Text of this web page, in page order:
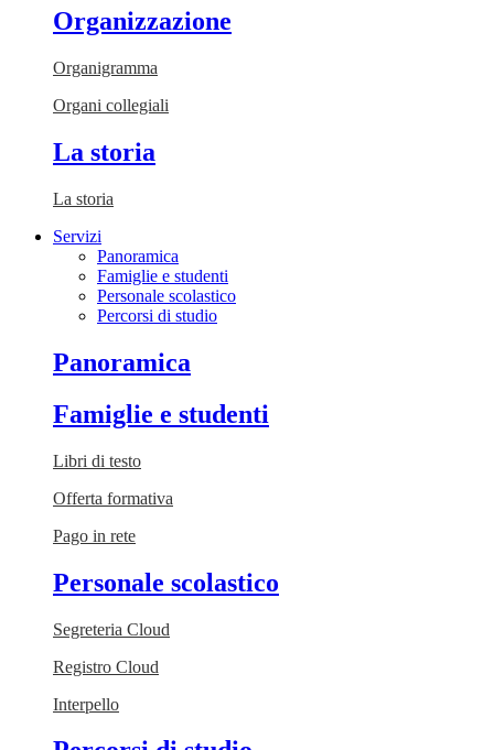
Organizzazione
Organigramma
Organi collegiali
La storia
La storia
Servizi
Panoramica
Famiglie e studenti
Personale scolastico
Percorsi di studio
Panoramica
Famiglie e studenti
Libri di testo
Offerta formativa
Pago in rete
Personale scolastico
Segreteria Cloud
Registro Cloud
Interpello